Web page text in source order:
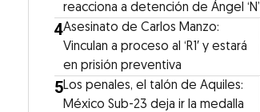
reacciona a detención de Ángel ‘N’
4Asesinato de Carlos Manzo:
Vinculan a proceso al ‘R1′ y estará
en prisión preventiva
5Los penales, el talón de Aquiles:
México Sub-23 deja ir la medalla